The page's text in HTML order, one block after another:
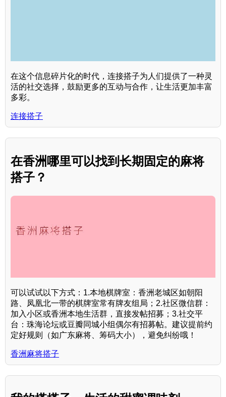
在这个信息碎片化的时代，连接搭子为人们提供了一种灵
活的社交选择，鼓励更多的互动与合作，让生活更加丰富
多彩。
连接搭子
在香洲哪里可以找到长期固定的麻将
搭子？
可以试试以下方式：1.本地棋牌室：香洲老城区如朝阳
路、凤凰北一带的棋牌室常有牌友组局；2.社区微信群：
加入小区或香洲本地生活群，直接发帖招募；3.社交平
台：珠海论坛或豆瓣同城小组偶尔有招募帖。建议提前约
定好规则（如广东麻将、筹码大小），避免纠纷哦！
香洲麻将搭子